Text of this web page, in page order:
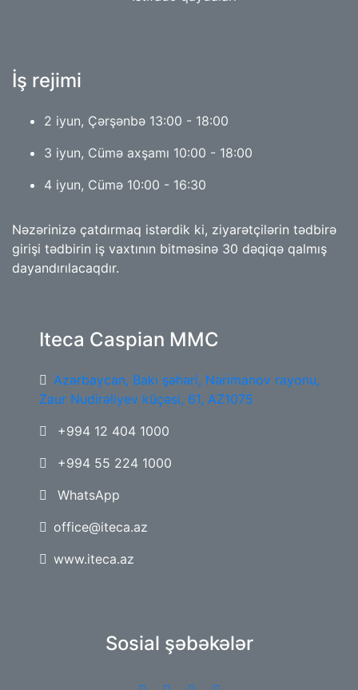
İş rejimi
2 iyun, Çərşənbə 13:00 - 18:00
3 iyun, Cümə axşamı 10:00 - 18:00
4 iyun, Cümə 10:00 - 16:30
Nəzərinizə çatdırmaq istərdik ki, ziyarətçilərin tədbirə
girişi tədbirin iş vaxtının bitməsinə 30 dəqiqə qalmış
dayandırılacaqdır.
Iteca Caspian MMC
Azərbaycan, Bakı şəhəri, Nərimanov rayonu,
Zaur Nudirəliyev küçəsi, 61, AZ1075
+994 12 404 1000
+994 55 224 1000
WhatsApp
office@iteca.az
www.iteca.az
Sosial şəbəkələr